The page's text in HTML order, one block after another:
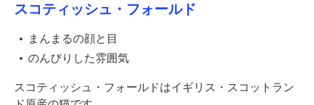
スコティッシュ・フォールド
まんまるの顔と目
のんびりした雰囲気
スコティッシュ・フォールドはイギリス・スコットラン